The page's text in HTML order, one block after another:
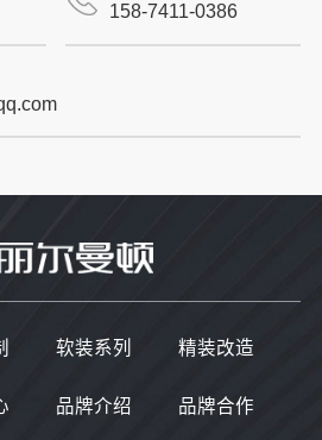
158-7411-0386
软装系列 精装改造
品牌介绍 品牌合作